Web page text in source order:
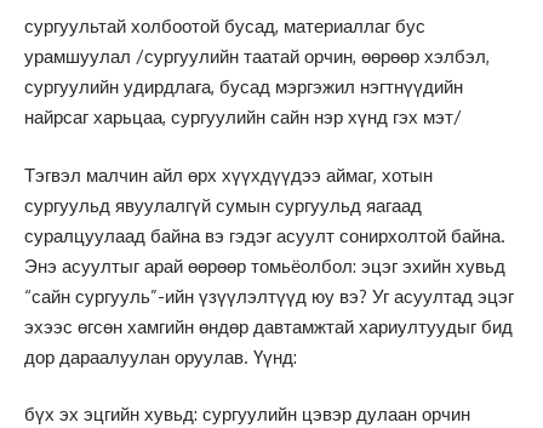
сургуультай холбоотой бусад, материаллаг бус
урамшуулал /сургуулийн таатай орчин, өөрөөр хэлбэл,
сургуулийн удирдлага, бусад мэргэжил нэгтнүүдийн
найрсаг харьцаа, сургуулийн сайн нэр хүнд гэх мэт/
Тэгвэл малчин айл өрх хүүхдүүдээ аймаг, хотын
сургуульд явуулалгүй сумын сургуульд яагаад
суралцуулаад байна вэ гэдэг асуулт сонирхолтой байна.
Энэ асуултыг арай өөрөөр томьёолбол: эцэг эхийн хувьд
“сайн сургууль”-ийн үзүүлэлтүүд юу вэ? Уг асуултад эцэг
эхээс өгсөн хамгийн өндөр давтамжтай хариултуудыг бид
дор дараалуулан оруулав. Үүнд:
бүх эх эцгийн хувьд: сургуулийн цэвэр дулаан орчин